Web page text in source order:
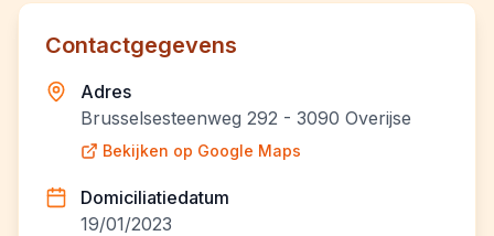
Contactgegevens
Adres
Brusselsesteenweg 292 - 3090 Overijse
Bekijken op Google Maps
Domiciliatiedatum
19/01/2023